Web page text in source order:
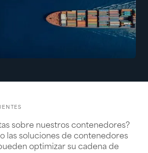
sobre nuestros contenedores?
las soluciones de contenedores
optimizar su cadena de